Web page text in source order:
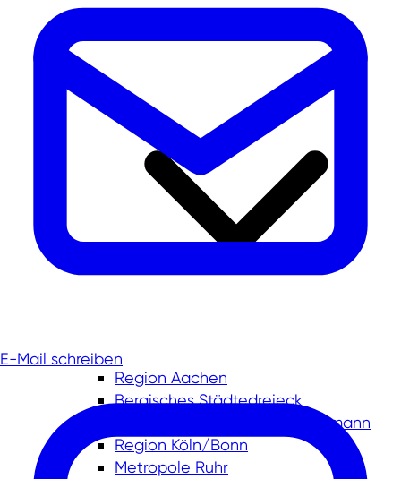
Region Aachen
Bergisches Städtedreieck
Region Düsseldorf-Kreis Mettmann
Region Köln/Bonn
Metropole Ruhr
E-Mail schreiben